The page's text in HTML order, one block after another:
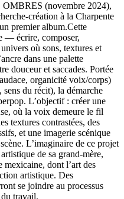
(novembre 2024),
création à la Charpente
premier album.Cette
— écrire, composer,
où sons, textures et
dans une palette
douceur et saccades. Portée
organicité voix/corps)
du récit), la démarche
L’objectif : créer une
où la voix demeure le fil
textures contrastées, des
et une imagerie scénique
L’imaginaire de ce projet
de sa grand-mère,
mexicaine, dont l’art des
artistique. Des
se joindre au processus
travail.